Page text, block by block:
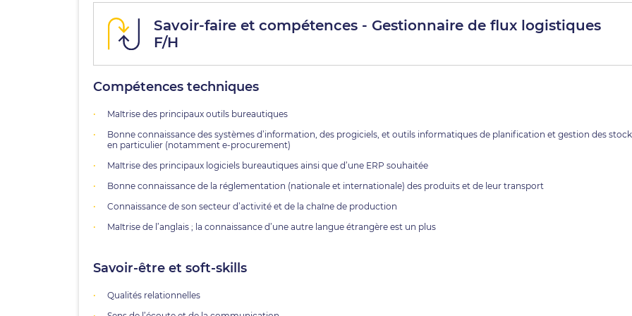
Savoir-faire et compétences - Gestionnaire de flux logistiques
F/H
Compétences techniques
Maîtrise des principaux outils bureautiques
Bonne connaissance des systèmes d’information, des progiciels, et outils informatiques de planification et gestion des
en particulier (notamment e-procurement)
Maîtrise des principaux logiciels bureautiques ainsi que d’une ERP souhaitée
Bonne connaissance de la réglementation (nationale et internationale) des produits et de leur transport
Connaissance de son secteur d’activité et de la chaîne de production
Maîtrise de l’anglais ; la connaissance d’une autre langue étrangère est un plus
Savoir-être et soft-skills
Qualités relationnelles